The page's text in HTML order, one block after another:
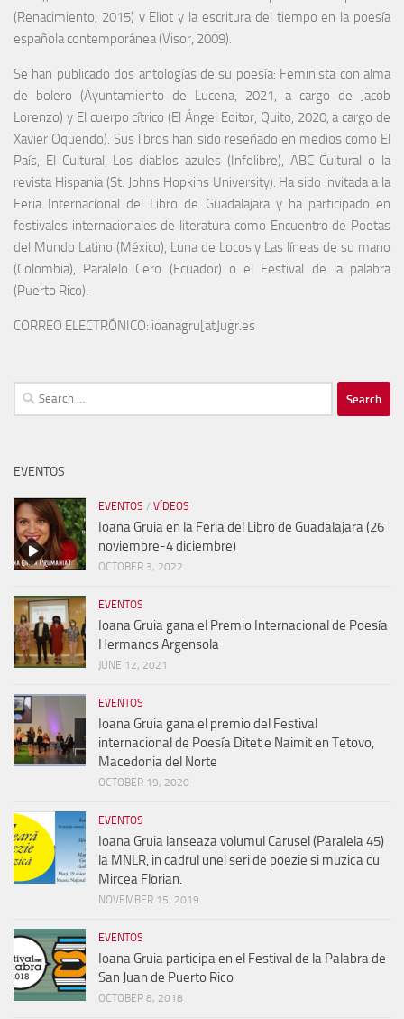
(Renacimiento, 2015) y Eliot y la escritura del tiempo en la poesía
española contemporánea (Visor, 2009).
Se han publicado dos antologías de su poesía: Feminista con alma
de bolero (Ayuntamiento de Lucena, 2021, a cargo de Jacob
Lorenzo) y El cuerpo cítrico (El Ángel Editor, Quito, 2020, a cargo de
Xavier Oquendo). Sus libros han sido reseñado en medios como El
País, El Cultural, Los diablos azules (Infolibre), ABC Cultural o la
revista Hispania (St. Johns Hopkins University). Ha sido invitada a la
Feria Internacional del Libro de Guadalajara y ha participado en
festivales internacionales de literatura como Encuentro de Poetas
del Mundo Latino (México), Luna de Locos y Las líneas de su mano
(Colombia), Paralelo Cero (Ecuador) o el Festival de la palabra
(Puerto Rico).
CORREO ELECTRÓNICO: ioanagru[at]ugr.es
Search
for:
EVENTOS
EVENTOS / VÍDEOS
Ioana Gruia en la Feria del Libro de Guadalajara (26
noviembre-4 diciembre)
OCTOBER 3, 2022
EVENTOS
Ioana Gruia gana el Premio Internacional de Poesía
Hermanos Argensola
JUNE 12, 2021
EVENTOS
Ioana Gruia gana el premio del Festival
internacional de Poesía Ditet e Naimit en Tetovo,
Macedonia del Norte
OCTOBER 19, 2020
EVENTOS
Ioana Gruia lanseaza volumul Carusel (Paralela 45)
la MNLR, in cadrul unei seri de poezie si muzica cu
Mircea Florian.
NOVEMBER 15, 2019
EVENTOS
Ioana Gruia participa en el Festival de la Palabra de
San Juan de Puerto Rico
OCTOBER 8, 2018